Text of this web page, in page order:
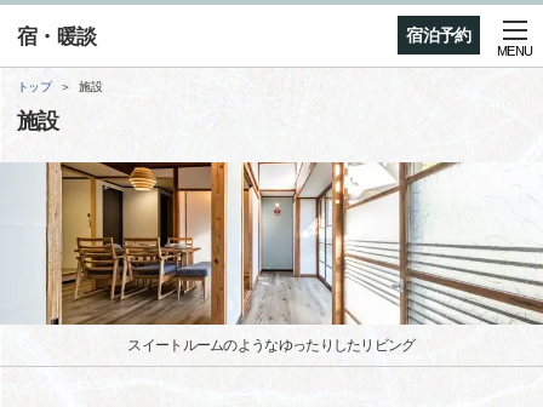
宿泊予約
宿・暖談
MENU
トップ 施設
施設
スイートルームのようなゆったりしたリビング